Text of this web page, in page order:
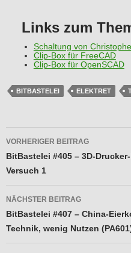
Links zum
Schaltung von
Clip-Box für FreeCAD
Clip-Box für OpenSCAD
BITBASTELEI ELEKTRET
VORHERIGER BEITRAG
BitBastelei #405 – 3D-
Versuch 1
NÄCHSTER BEITRAG
BitBastelei #407 – China-
Technik, wenig Nutzen